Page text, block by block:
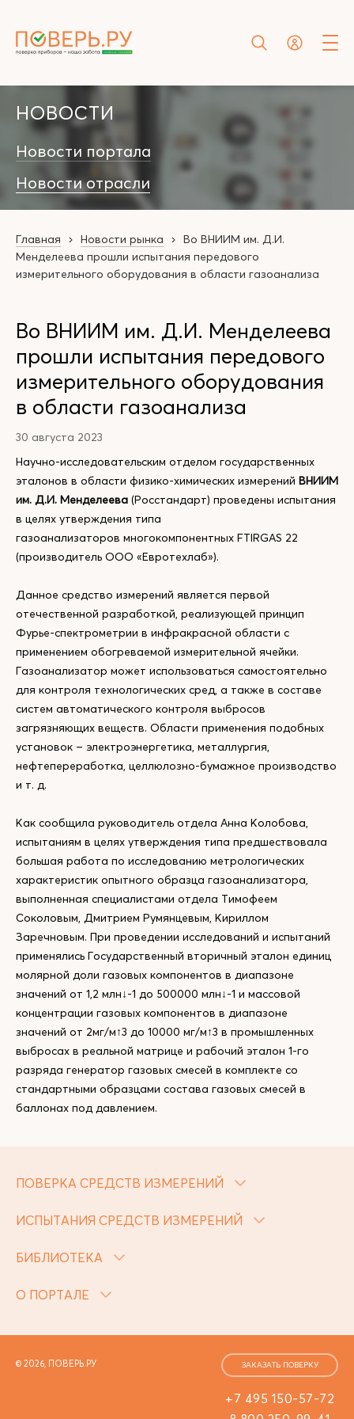
НОВОСТИ
Новости портала
Новости отрасли
Главная Новости рынка
Во ВНИИМ им. Д.И.
Менделеева прошли испытания передового
измерительного оборудования в области газоанализа
Во ВНИИМ им. Д.И. Менделеева
прошли испытания передового
измерительного оборудования
в области газоанализа
30 августа 2023
Научно-исследовательским отделом государственных
эталонов в области физико-химических измерений ВНИИМ
им. Д.И. Менделеева (Росстандарт) проведены испытания
в целях утверждения типа
газоанализаторов многокомпонентных FTIRGAS 22
(производитель ООО «Евротехлаб»).
Данное средство измерений является первой
отечественной разработкой, реализующей принцип
Фурье-спектрометрии в инфракрасной области с
применением обогреваемой измерительной ячейки.
Газоанализатор может использоваться самостоятельно
для контроля технологических сред, а также в составе
систем автоматического контроля выбросов
загрязняющих веществ. Области применения подобных
установок – электроэнергетика, металлургия,
нефтепереработка, целлюлозно-бумажное производство
и т. д.
Как сообщила руководитель отдела Анна Колобова,
испытаниям в целях утверждения типа предшествовала
большая работа по исследованию метрологических
характеристик опытного образца газоанализатора,
выполненная специалистами отдела Тимофеем
Соколовым, Дмитрием Румянцевым, Кириллом
Заречновым. При проведении исследований и испытаний
применялись Государственный вторичный эталон единиц
молярной доли газовых компонентов в диапазоне
значений от 1,2 млн↓-1 до 500000 млн↓-1 и массовой
концентрации газовых компонентов в диапазоне
значений от 2мг/м↑3 до 10000 мг/м↑3 в промышленных
выбросах в реальной матрице и рабочий эталон 1-го
разряда генератор газовых смесей в комплекте со
стандартными образцами состава газовых смесей в
баллонах под давлением.
ПОВЕРКА СРЕДСТВ ИЗМЕРЕНИЙ
ИСПЫТАНИЯ СРЕДСТВ ИЗМЕРЕНИЙ
БИБЛИОТЕКА
О ПОРТАЛЕ
© 2026, ПОВЕРЬ.РУ
+7 495 150-57-72
ЗАКАЗАТЬ ПОВЕРКУ